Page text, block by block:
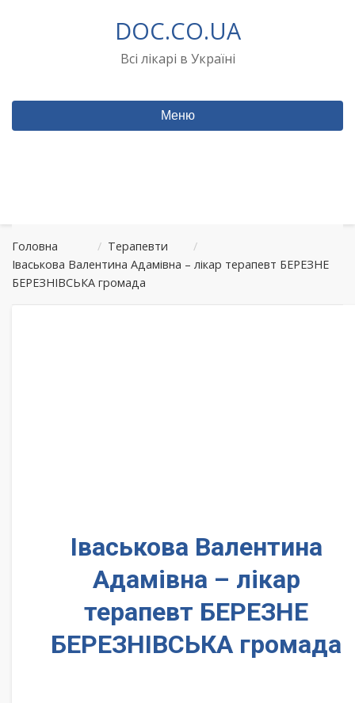
DOC.CO.UA
Всі лікарі в Україні
Меню
Головна / Терапевти
/
Іваськова Валентина Адамівна – лікар терапевт БЕРЕЗНЕ
БЕРЕЗНІВСЬКА громада
Іваськова Валентина
Адамівна – лікар
терапевт БЕРЕЗНЕ
БЕРЕЗНІВСЬКА громада